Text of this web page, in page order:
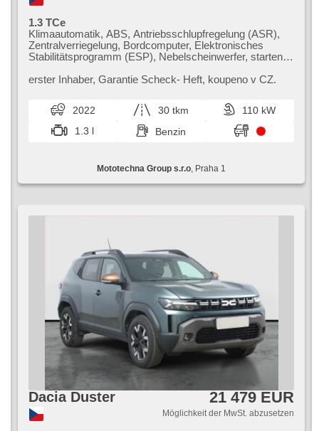
1.3 TCe
Klimaautomatik, ABS, Antriebsschlupfregelung (ASR),
Zentralverriegelung, Bordcomputer, Elektronisches
Stabilitätsprogramm (ESP), Nebelscheinwerfer, starten
6x Airbag, Parkassistent, Servolenkung, El.
Automatikgetriebe
erster Inhaber,​ Garantie Scheck​- Heft,​ koupeno v CZ.
2022 30 tkm
110 kW
1.3 l
Benzin
Mototechna Group s.r.o , Praha 1
Dacia Duster 21 479 EUR
Möglichkeit der MwSt. abzusetzen